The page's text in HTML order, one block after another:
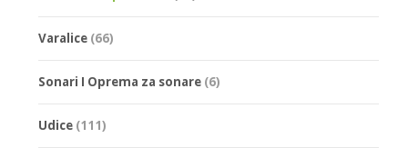
Varalice (66)
Sonari I Oprema za sonare (6)
Udice (111)